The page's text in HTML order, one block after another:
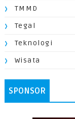
TMMD
Tegal
Teknologi
Wisata
SPONSOR